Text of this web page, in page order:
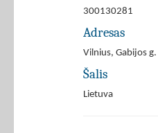
300130281
Adresas
Vilnius, Gabijos
Šalis
Lietuva